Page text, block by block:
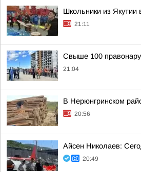
Школьники из Якутии
21:11
Свыше 100
21:04
В Нерюнгринском
20:56
Айсен Николаев:
20:49